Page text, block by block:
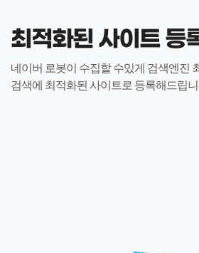
최적화된 사이트 등
네이버 로봇이 수집할 수있게 검색엔진
검색에 최적화된 사이트로 등록해드립